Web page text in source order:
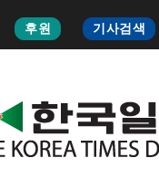
후원 기사검색